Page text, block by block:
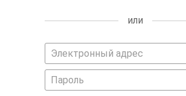
или